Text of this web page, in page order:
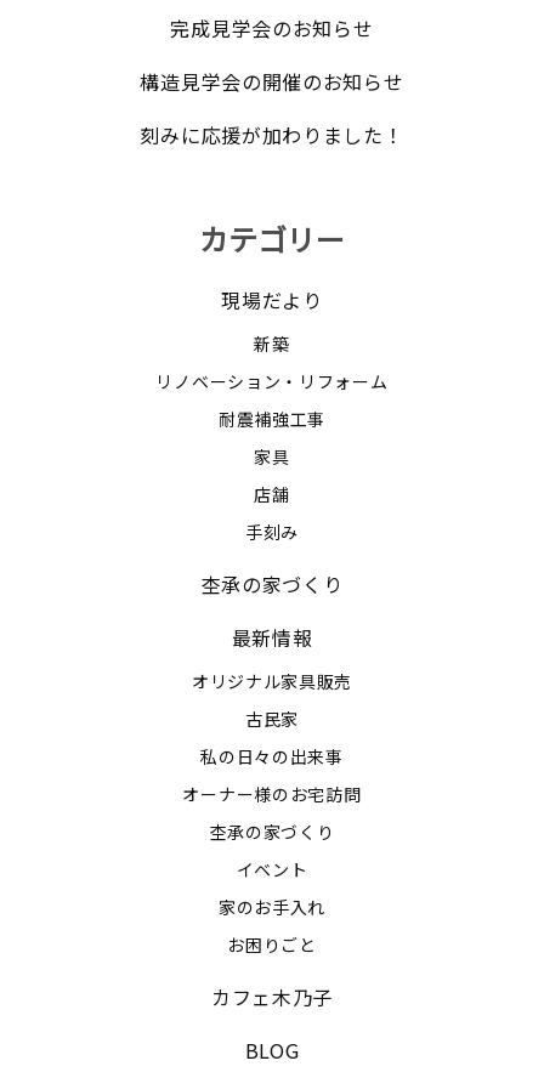
完成見学会のお知らせ
構造見学会の開催のお知らせ
刻みに応援が加わりました！
カテゴリー
現場だより
新築
リノベーション・リフォーム
耐震補強工事
家具
店舗
手刻み
杢承の家づくり
最新情報
オリジナル家具販売
古民家
私の日々の出来事
オーナー様のお宅訪問
杢承の家づくり
イベント
家のお手入れ
お困りごと
カフェ木乃子
BLOG